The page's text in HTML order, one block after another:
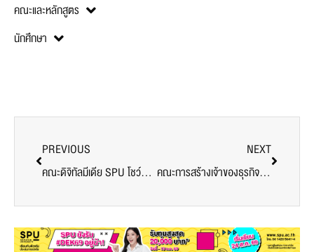
คณะและหลักสูตร
นักศึกษา
PREVIOUS
คณะดิจิทัลมีเดีย SPU โชว์ผลงานสุดสร้างสรรค์ 127 ผลงาน ในงาน “Graphic Bar Thesis Exhibition 2026” สะท้อนศักยภาพคนรุ่นใหม่
NEXT
คณะการสร้างเจ้าของธุรกิจ SPU พา “START ME UP!” ออกนอกห้องเรียน เปิดโลกธุรกิจผ่านบอร์ดเกม ปั้น Future Skills ให้นักเรียนมัธยม